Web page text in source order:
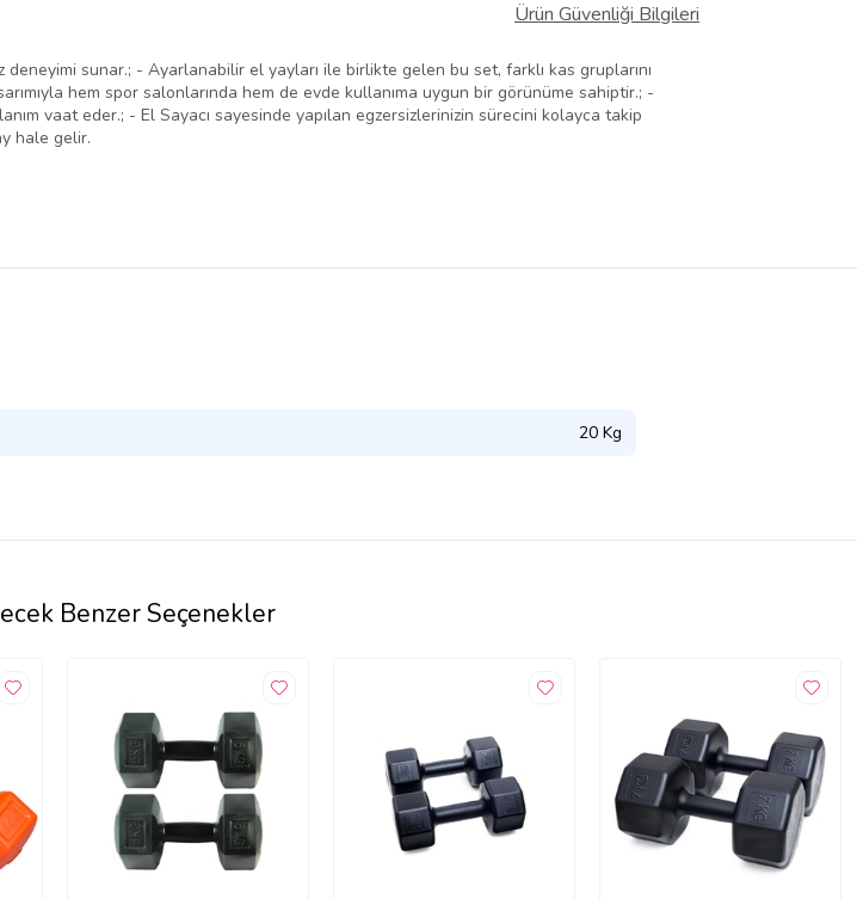
Ürün Güvenliği Bilgileri
sunar.; - Ayarlanabilir el yayları ile birlikte gelen bu set, farklı kas gruplarını
hem spor salonlarında hem de evde kullanıma uygun bir görünüme sahiptir.; -
vaat eder.; - El Sayacı sayesinde yapılan egzersizlerinizin sürecini kolayca takip
hale gelir.
20 Kg
Benzer Seçenekler